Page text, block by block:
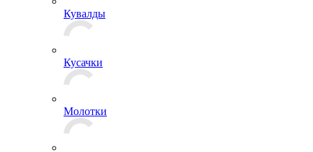
Кувалды
Кусачки
Молотки